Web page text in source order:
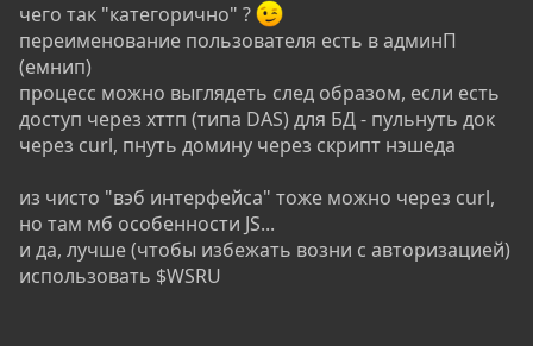
чего так "категорично" ?
переименование пользователя есть в админП
(емнип)
процесс можно выглядеть след образом, если есть
доступ через хттп (типа DAS) для БД - пульнуть док
через curl, пнуть домину через скрипт нэшеда
из чисто "вэб интерфейса" тоже можно через curl,
но там мб особенности JS...
и да, лучше (чтобы избежать возни с авторизацией)
использовать $WSRU